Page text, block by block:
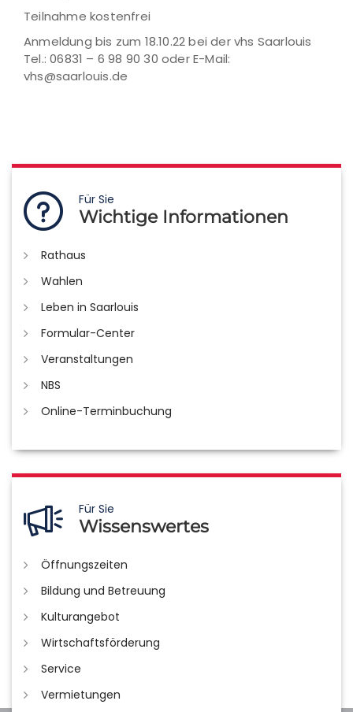
Teilnahme kostenfrei
Anmeldung bis zum 18.10.22 bei der vhs Saarlouis
Tel.: 06831 – 6 98 90 30 oder E-Mail:
vhs@saarlouis.de
Für Sie
Wichtige Informationen
Rathaus
Wahlen
Leben in Saarlouis
Formular-Center
Veranstaltungen
NBS
Online-Terminbuchung
Für Sie
Wissenswertes
Öffnungszeiten
Bildung und Betreuung
Kulturangebot
Wirtschaftsförderung
Service
Vermietungen